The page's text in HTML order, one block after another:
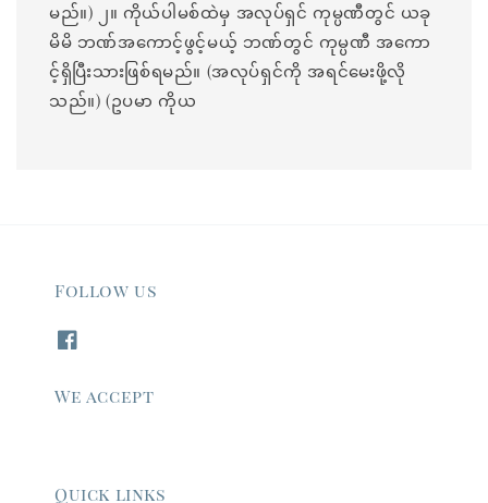
မည်။) ၂။ ကိုယ်ပါမစ်ထဲမှ အလုပ်ရှင် ကုမ္ပဏီတွင် ယခု
မိမိ ဘဏ်အကောင့်ဖွင့်မယ့် ဘဏ်တွင် ကုမ္ပဏီ အကော
င့်ရှိပြီးသားဖြစ်ရမည်။ (အလုပ်ရှင်ကို အရင်မေးဖို့လို
သည်။) (ဥပမာ ကိုယ
Follow us
We accept
Quick links